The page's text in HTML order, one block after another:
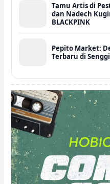
Tamu Artis di
dan Nadech
BLACKPINK
Pepito Market:
Terbaru di